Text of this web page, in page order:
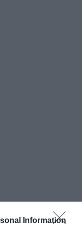
Information